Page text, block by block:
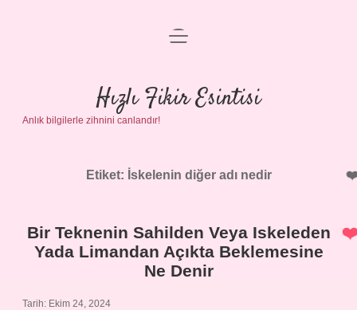
Anasayfa
Gizlilik Politikası
Yasal Uyarı
menüyü
Hızlı Fikir Esintisi
Anlık bilgilerle zihnini canlandır!
Etiket: İskelenin diğer adı nedir
Bir Teknenin Sahilden Veya Iskeleden
Yada Limandan Açıkta Beklemesine
Ne Denir
Tarih: Ekim 24, 2024